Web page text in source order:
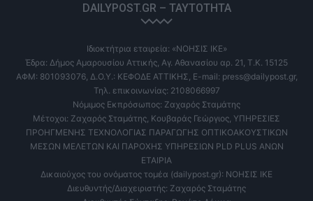
DAILYPOST.GR – ΤΑΥΤΌΤΗΤΑ
Ιδιοκτήτρια εταιρεία: «ΝΟΗΣΙΣ ΙΚΕ»
Έδρα: Δήμος Αμαρουσίου Αττικής, Αγ. Αθανασίου αρ. 21, Τ.Κ. 15125
ΑΦΜ: 801093076, Δ.Ο.Υ.: ΚΕΦΟΔΕ ΑΤΤΙΚΗΣ, E-mail: press@dailypost.gr,
Τηλ. επικοινωνίας: 2108066997
Νόμιμος Εκπρόσωπος: Ζαχαρός Σταμάτης
Μέτοχοι: Ζαχαρός Σταμάτης, Κουβαράς Γεώργιος, ΥΠΗΡΕΣΙΕΣ
ΠΡΟΗΓΜΕΝΗΣ ΤΕΧΝΟΛΟΓΙΑΣ ΠΑΡΑΓΩΓΗΣ ΟΠΤΙΚΟΑΚΟΥΣΤΙΚΩΝ
ΜΕΣΩΝ ΜΕΛΕΤΩΝ ΚΑΙ ΠΑΡΟΧΗΣ ΥΠΗΡΕΣΙΩΝ PLD PLUS ΑΝΩΝ
ΕΤΑΙΡΙΑ
Δικαιούχος του ονόματος τομέα (dailypost.gr): ΝΟΗΣΙΣ ΙΚΕ
Διευθυντής/Διαχειριστής: Ζαχαρός Σταμάτης